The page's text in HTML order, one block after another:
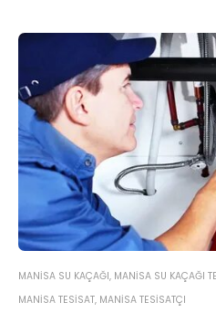
MANISA SU KAÇAĞI, MANISA SU KAÇAĞI
MANISA TESISAT, MANISA TESISATÇI